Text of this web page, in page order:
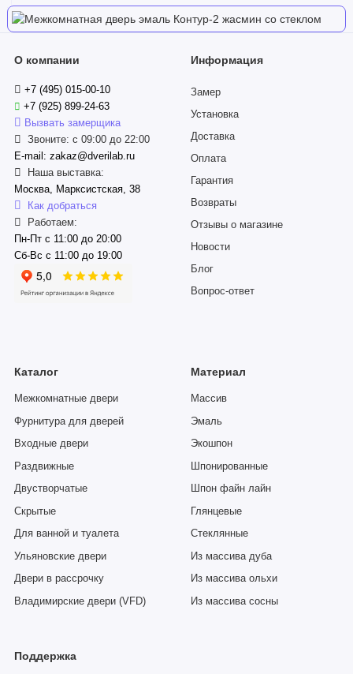
О компании
+7 (495) 015-00-10
+7 (925) 899-24-63
Вызвать замерщика
Звоните: с 09:00 до 22:00
E-mail: zakaz@dverilab.ru
Наша выставка:
Москва, Марксистская, 38
Как добраться
Работаем:
Пн-Пт с 11:00 до 20:00
Сб-Вс с 11:00 до 19:00
Информация
Замер
Установка
Доставка
Оплата
Гарантия
Возвраты
Отзывы о магазине
Новости
Блог
Вопрос-ответ
Каталог
Межкомнатные двери
Фурнитура для дверей
Входные двери
Раздвижные
Двустворчатые
Скрытые
Для ванной и туалета
Ульяновские двери
Двери в рассрочку
Владимирские двери (VFD)
Материал
Массив
Эмаль
Экошпон
Шпонированные
Шпон файн лайн
Глянцевые
Стеклянные
Из массива дуба
Из массива ольхи
Из массива сосны
Поддержка